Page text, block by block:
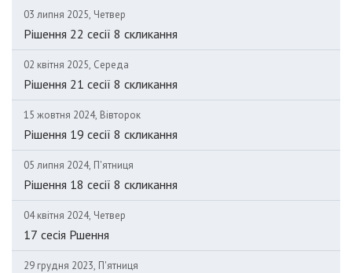
03 липня 2025, Четвер
Рішення 22 сесії 8 скликання
02 квітня 2025, Середа
Рішення 21 сесії 8 скликання
15 жовтня 2024, Вівторок
Рішення 19 сесії 8 скликання
05 липня 2024, П'ятниця
Рішення 18 сесії 8 скликання
04 квітня 2024, Четвер
17 сесія Ршення
29 грудня 2023, П'ятниця